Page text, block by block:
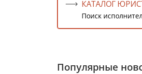
КАТАЛОГ
Поиск
Популярные